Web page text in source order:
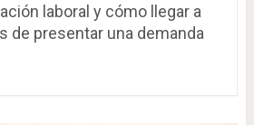
laboral y cómo llegar a
de presentar una demanda